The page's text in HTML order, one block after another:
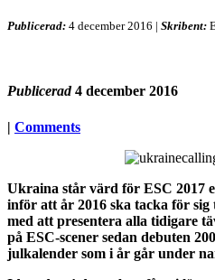
Publicerad: 4 december 2016 | Skribent:
Publicerad 4 december 2016
| Comments
Ukraina står värd för ESC 2017
inför att år 2016 ska tacka för sig
med att presentera alla tidigare
på ESC-scener sedan debuten
julkalender som i år går under